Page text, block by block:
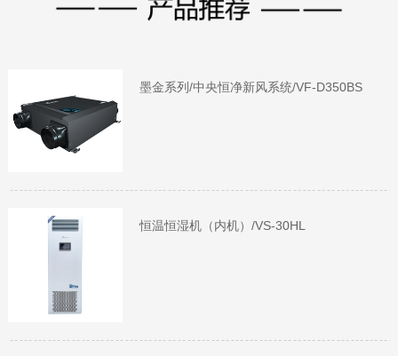
墨金系列/中央恒净新风系统/VF-D350BS
恒温恒湿机（内机）/VS-30HL